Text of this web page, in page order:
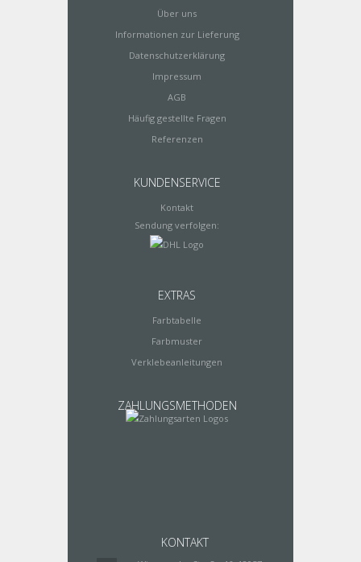
Über uns
Informationen zur Lieferung
Datenschutzerklärung
Impressum
AGB
Häufig gestellte Fragen
Referenzen
KUNDENSERVICE
Kontakt
Sendung verfolgen:
EXTRAS
Farbtabelle
Farbmuster
Verklebeanleitungen
ZAHLUNGSMETHODEN
KONTAKT